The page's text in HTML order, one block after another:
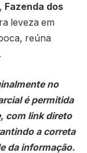
Fazenda dos
leveza em
reúna
no
é permitida
com link direto
a correta
da informação.